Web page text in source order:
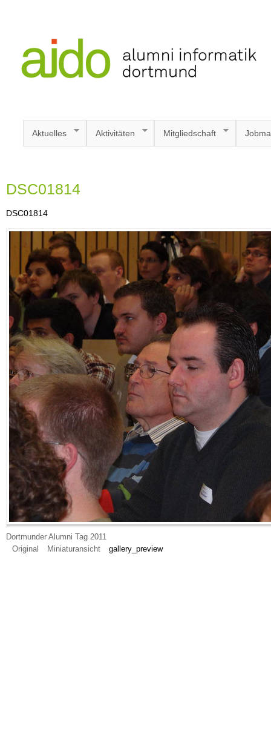
Aktuelles Aktivitäten Mitgliedschaft
DSC01814
DSC01814
Dortmunder Alumni Tag 2011
Original
Miniaturansicht gallery_preview